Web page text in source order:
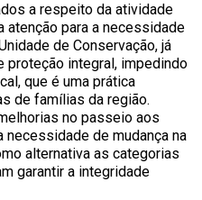
a respeito da atividade
atenção para a necessidade
de Conservação, já
proteção integral, impedindo
que é uma prática
de famílias da região.
no passeio aos
de mudança na
alternativa as categorias
garantir a integridade